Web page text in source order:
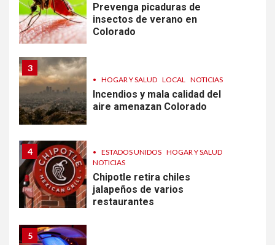
Prevenga picaduras de
insectos de verano en
Colorado
3
• HOGAR Y SALUD LOCAL NOTICIAS
Incendios y mala calidad del
aire amenazan Colorado
4 • ESTADOS UNIDOS HOGAR Y SALUD
NOTICIAS
Chipotle retira chiles
jalapeños de varios
restaurantes
5